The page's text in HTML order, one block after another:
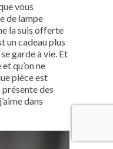
vous
de lampe
la suis offerte
un cadeau plus
garde à vie. Et
qu’on ne
pièce est
des
dans